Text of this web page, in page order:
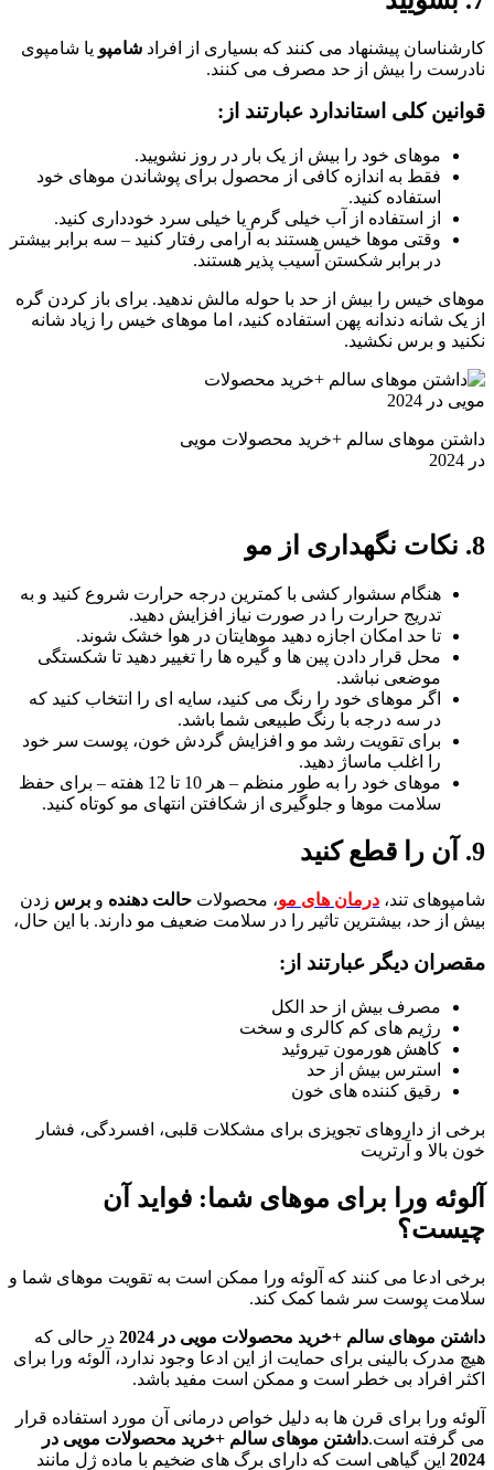
کارشناسان پیشنهاد می کنند که بسیاری از افراد شامپو یا شامپوی
نادرست را بیش از حد مصرف می کنند.
قوانین کلی استاندارد عبارتند از:
موهای خود را بیش از یک بار در روز نشویید.
فقط به اندازه کافی از محصول برای پوشاندن موهای خود
استفاده کنید.
از استفاده از آب خیلی گرم یا خیلی سرد خودداری کنید.
وقتی موها خیس هستند به آرامی رفتار کنید – سه برابر بیشتر
در برابر شکستن آسیب پذیر هستند.
موهای خیس را بیش از حد با حوله مالش ندهید. برای باز کردن گره
از یک شانه دندانه پهن استفاده کنید، اما موهای خیس را زیاد شانه
نکنید و برس نکشید.
داشتن موهای سالم +خرید محصولات مویی
در 2024
8. نکات نگهداری از مو
هنگام سشوار کشی با کمترین درجه حرارت شروع کنید و به
تدریج حرارت را در صورت نیاز افزایش دهید.
تا حد امکان اجازه دهید موهایتان در هوا خشک شوند.
محل قرار دادن پین ها و گیره ها را تغییر دهید تا شکستگی
موضعی نباشد.
اگر موهای خود را رنگ می کنید، سایه ای را انتخاب کنید که
در سه درجه با رنگ طبیعی شما باشد.
برای تقویت رشد مو و افزایش گردش خون، پوست سر خود
را اغلب ماساژ دهید.
موهای خود را به طور منظم – هر 10 تا 12 هفته – برای حفظ
سلامت موها و جلوگیری از شکافتن انتهای مو کوتاه کنید.
9. آن را قطع کنید
شامپوهای تند، درمان های مو، محصولات حالت دهنده و برس زدن
بیش از حد، بیشترین تاثیر را در سلامت ضعیف مو دارند. با این حال،
مقصران دیگر عبارتند از:
مصرف بیش از حد الکل
رژیم های کم کالری و سخت
کاهش هورمون تیروئید
استرس بیش از حد
رقیق کننده های خون
برخی از داروهای تجویزی برای مشکلات قلبی، افسردگی، فشار
خون بالا و آرتریت
آلوئه ورا برای موهای شما: فواید آن
چیست؟
برخی ادعا می کنند که آلوئه ورا ممکن است به تقویت موهای شما و
سلامت پوست سر شما کمک کند.
داشتن موهای سالم +خرید محصولات مویی در 2024
در حالی که
هیچ مدرک بالینی برای حمایت از این ادعا وجود ندارد، آلوئه ورا برای
اکثر افراد بی خطر است و ممکن است مفید باشد.
آلوئه ورا برای قرن ها به دلیل خواص درمانی آن مورد استفاده قرار
می گرفته است.داشتن موهای سالم +خرید محصولات مویی در
2024 این گیاهی است که دارای برگ های ضخیم با ماده ژل مانند